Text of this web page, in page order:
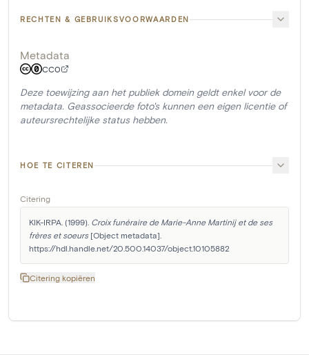
RECHTEN & GEBRUIKSVOORWAARDEN
Metadata
CC0
Deze toewijzing aan het publiek domein geldt enkel voor de
metadata. Geassocieerde foto's kunnen een eigen licentie of
auteursrechtelijke status hebben.
HOE TE CITEREN
Citering
KIK-IRPA. (1999). Croix funéraire de Marie-Anne Martinij et de ses
frères et soeurs [Object metadata].
https://hdl.handle.net/20.500.14037/object.10105882
Citering kopiëren